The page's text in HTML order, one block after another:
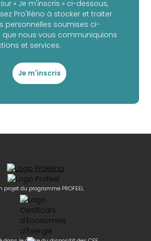
« Je m'inscris » ci-dessous,
Pro'Réno à stocker et traiter
personnelles soumises ci-
que nous vous communiquions
et services.
Je m'inscris
projet du programme PROFEEL